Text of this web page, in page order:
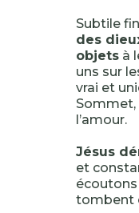
Subtile
des
objetsà
uns sur
vrai et
Sommet,
l’amour.
Jésus
et
écoutons
tombent